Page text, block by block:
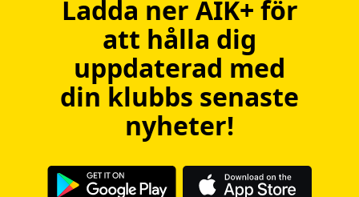
Ladda ner AIK+ för
att hålla dig
uppdaterad med
din klubbs senaste
nyheter!